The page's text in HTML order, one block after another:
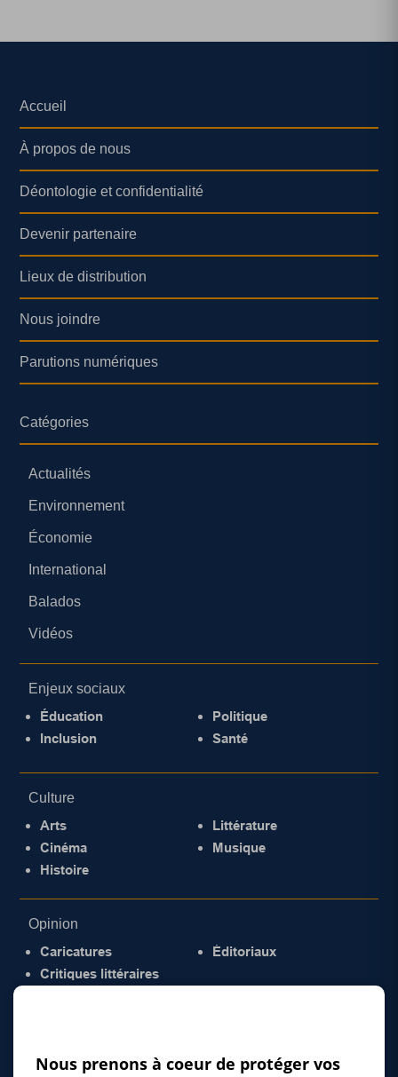
Accueil
À propos de nous
Déontologie et confidentialité
Devenir partenaire
Lieux de distribution
Nous joindre
Parutions numériques
Catégories
Actualités
Environnement
Économie
International
Balados
Vidéos
Enjeux sociaux
Éducation
Inclusion
Politique
Santé
Culture
Arts
Cinéma
Histoire
Littérature
Musique
Opinion
Caricatures
Critiques littéraires
Éditoriaux
Nous prenons à coeur de protéger vos